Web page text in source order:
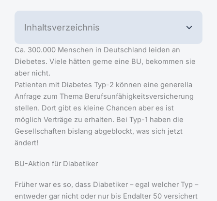
Inhaltsverzeichnis
Ca. 300.000 Menschen in Deutschland leiden an
Diebetes. Viele hätten gerne eine BU, bekommen sie
aber nicht.
Patienten mit Diabetes Typ-2 können eine generella
Anfrage zum Thema Berufsunfähigkeitsversicherung
stellen. Dort gibt es kleine Chancen aber es ist
möglich Verträge zu erhalten. Bei Typ-1 haben die
Gesellschaften bislang abgeblockt, was sich jetzt
ändert!
BU-Aktion für Diabetiker
Früher war es so, dass Diabetiker – egal welcher Typ –
entweder gar nicht oder nur bis Endalter 50 versichert